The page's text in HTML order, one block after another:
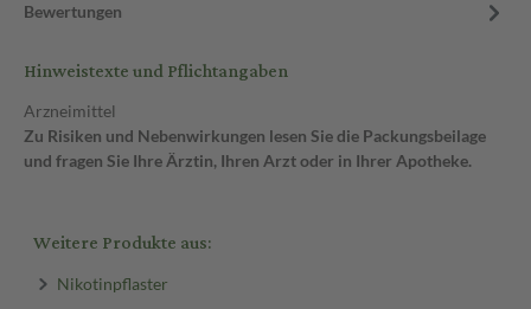
Bewertungen
Hinweistexte und Pflichtangaben
Arzneimittel
Zu Risiken und Nebenwirkungen lesen Sie die Packungsbeilage
und fragen Sie Ihre Ärztin, Ihren Arzt oder in Ihrer Apotheke.
Weitere Produkte aus:
Nikotinpflaster